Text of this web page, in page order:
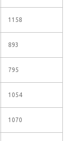
1158
893
795
1054
1070